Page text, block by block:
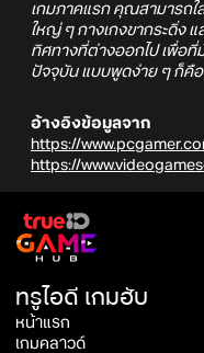
เกมภาคแรก คุณสามารถใ
ใหญ่ ๆ กางเกงขากระดิ่ง แ
ทิศทางที่ต่างออกไป เพื่อที่
ปัจจุบัน แบบพูดง่าย ๆ ก็คือ
อ้างอิงข้อมูลจาก
https://
https://
ทรูไอดี เกมฮับ
หน้าแรก
เกมคลาวด์